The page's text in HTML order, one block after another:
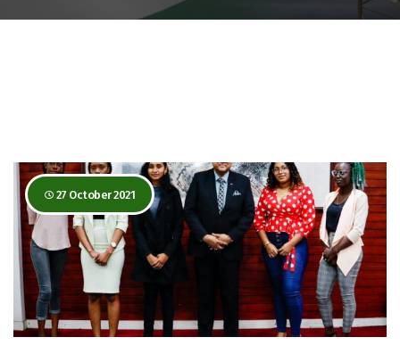
27 October 2021